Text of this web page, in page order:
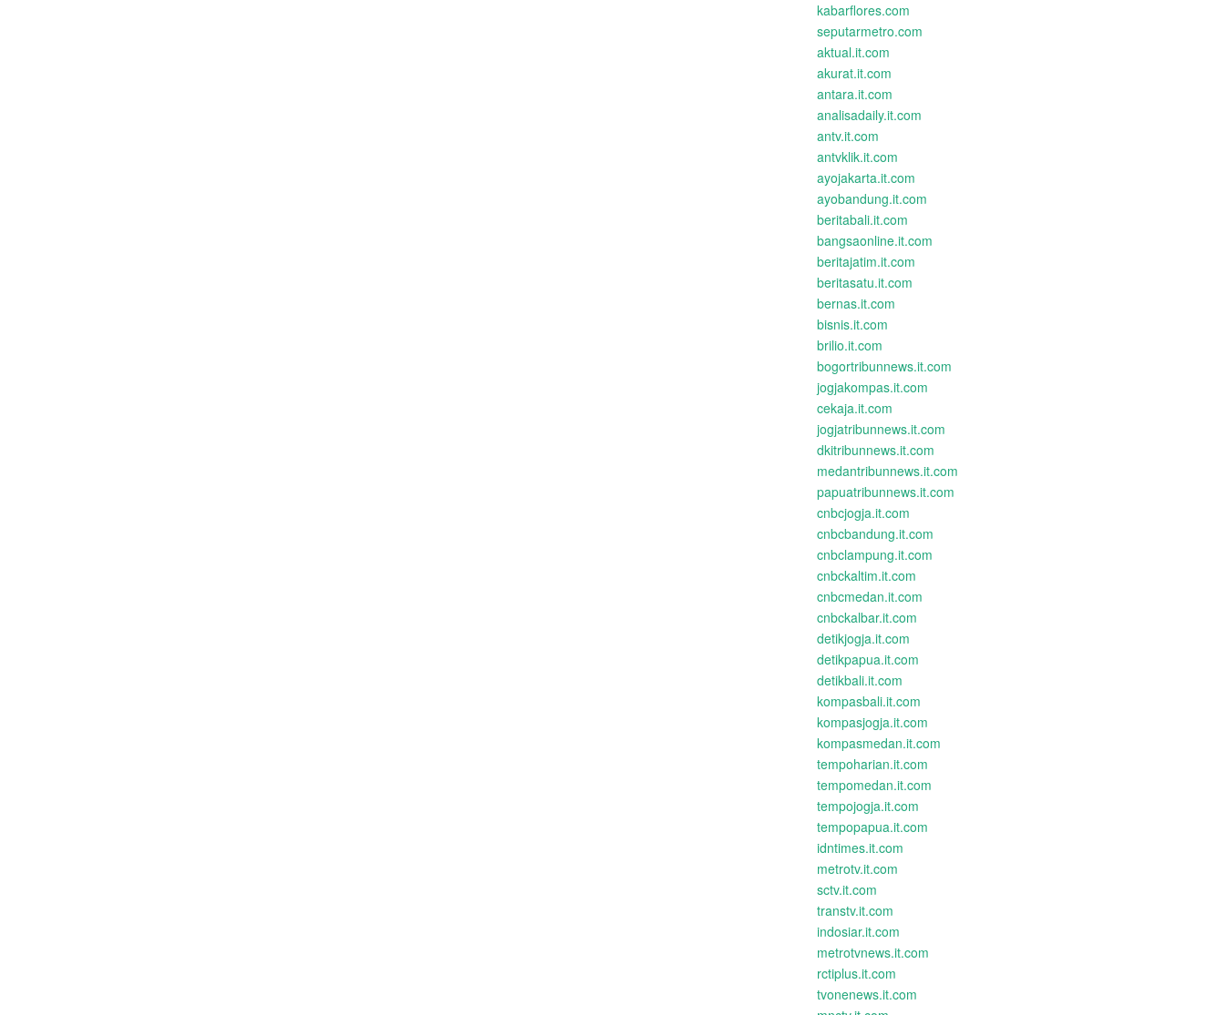
kabarflores.com
seputarmetro.com
aktual.it.com
akurat.it.com
antara.it.com
analisadaily.it.com
antv.it.com
antvklik.it.com
ayojakarta.it.com
ayobandung.it.com
beritabali.it.com
bangsaonline.it.com
beritajatim.it.com
beritasatu.it.com
bernas.it.com
bisnis.it.com
brilio.it.com
bogortribunnews.it.com
jogjakompas.it.com
cekaja.it.com
jogjatribunnews.it.com
dkitribunnews.it.com
medantribunnews.it.com
papuatribunnews.it.com
cnbcjogja.it.com
cnbcbandung.it.com
cnbclampung.it.com
cnbckaltim.it.com
cnbcmedan.it.com
cnbckalbar.it.com
detikjogja.it.com
detikpapua.it.com
detikbali.it.com
kompasbali.it.com
kompasjogja.it.com
kompasmedan.it.com
tempoharian.it.com
tempomedan.it.com
tempojogja.it.com
tempopapua.it.com
idntimes.it.com
metrotv.it.com
sctv.it.com
transtv.it.com
indosiar.it.com
metrotvnews.it.com
rctiplus.it.com
tvonenews.it.com